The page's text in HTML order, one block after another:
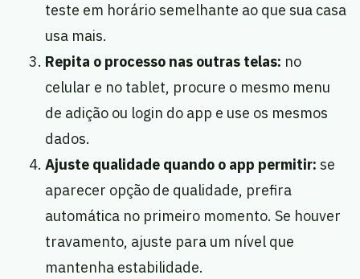
teste em horário semelhante ao que sua casa
usa mais.
Repita o processo nas outras telas: no
celular e no tablet, procure o mesmo menu
de adição ou login do app e use os mesmos
dados.
Ajuste qualidade quando o app permitir: se
aparecer opção de qualidade, prefira
automática no primeiro momento. Se houver
travamento, ajuste para um nível que
mantenha estabilidade.